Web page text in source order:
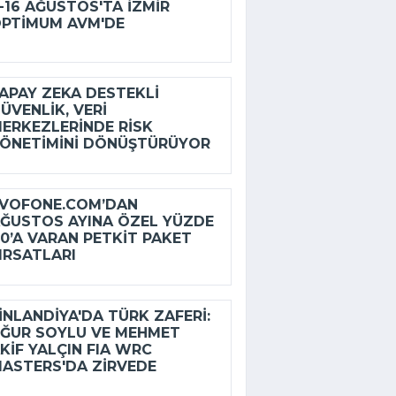
16 AĞUSTOS'TA İZMIR
AVM'DE
ZEKA DESTEKLI
VERI
RISK
DÖNÜŞTÜRÜYOR
AYINA ÖZEL YÜZDE
VARAN PETKIT PAKET
TÜRK ZAFERI:
SOYLU VE MEHMET
YALÇIN FIA WRC
ZIRVEDE